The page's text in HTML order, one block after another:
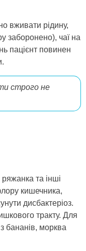
вживати рідину,
заборонено), чаї на
пацієнт повинен
строго не
ряжанка та інші
кишечника,
дисбактеріоз.
тракту. Для
бананів, морква